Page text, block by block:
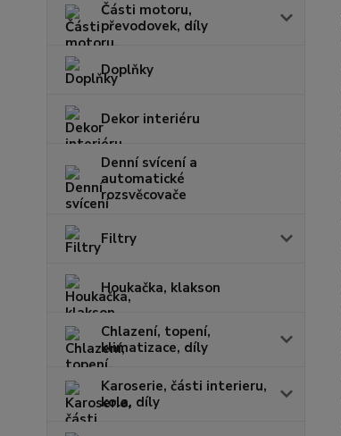
Části motoru,
převodovek, díly
Doplňky
Dekor interiéru
Denní svícení a
automatické
rozsvěcovače
Filtry
Houkačka, klakson
Chlazení, topení,
klimatizace, díly
Karoserie, části interieru,
kola, díly